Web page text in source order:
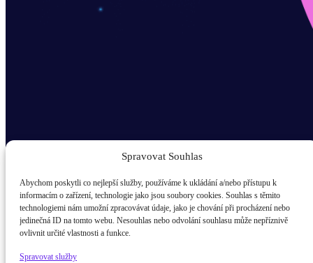
Spravovat Souhlas
Abychom poskytli co nejlepší služby, používáme k ukládání a/nebo přístupu k
informacím o zařízení, technologie jako jsou soubory cookies. Souhlas s těmito
technologiemi nám umožní zpracovávat údaje, jako je chování při procházení nebo
jedinečná ID na tomto webu. Nesouhlas nebo odvolání souhlasu může nepříznivě
ovlivnit určité vlastnosti a funkce.
Spravovat služby
Odběr novinek popup
E-mail